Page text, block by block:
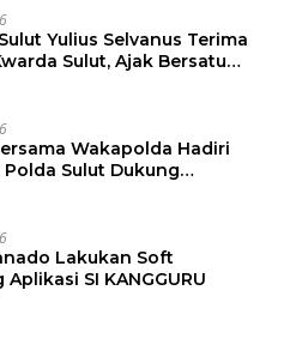
Yulius Selvanus Terima
Sulut, Ajak Bersatu
Wakapolda Hadiri
Polda Sulut Dukung
Lakukan Soft
SI KANGGURU